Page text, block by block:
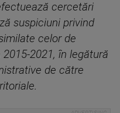
cercetări
suspiciuni privind
celor de
2021, în legătură
de către